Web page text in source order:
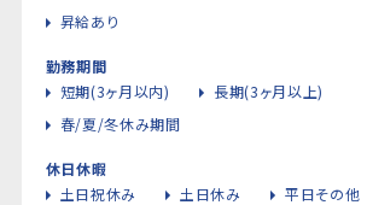
昇給あり
勤務期間
短期(3ヶ月以内)
長期(3ヶ月以上)
春/夏/冬休み期間
休日休暇
土日祝休み
土日休み 平日その他